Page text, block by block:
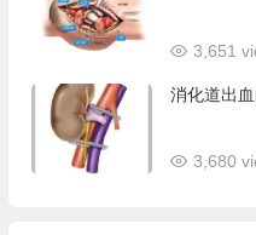
3,651
消化道出
3,680